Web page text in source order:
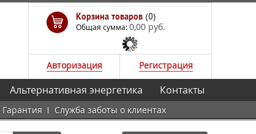
Корзина товаров (0)
Общая сумма:0,00 руб.
Авторизация Регистрация
Гарантия Служба заботы о клиентах
Альтернативная энергетика Контакты